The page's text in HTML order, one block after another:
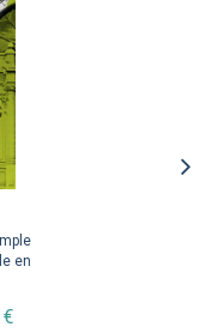
en